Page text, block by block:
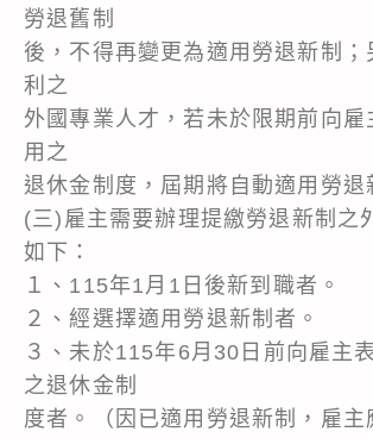
勞退舊制
後，不得再變更為適用勞退新制；
利之
外國專業人才，若未於限期前向雇
用之
退休金制度，屆期將自動適用勞退
(三)雇主需要辦理提繳勞退新制之
如下：
１、115年1月1日後新到職者。
２、經選擇適用勞退新制者。
３、未於115年6月30日前向雇主
之退休金制
度者。（因已適用勞退新制，雇主